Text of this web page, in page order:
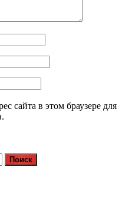
сайта в этом браузере для